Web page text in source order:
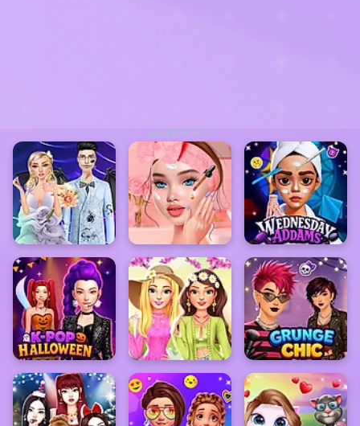
ADVERTISEMENT